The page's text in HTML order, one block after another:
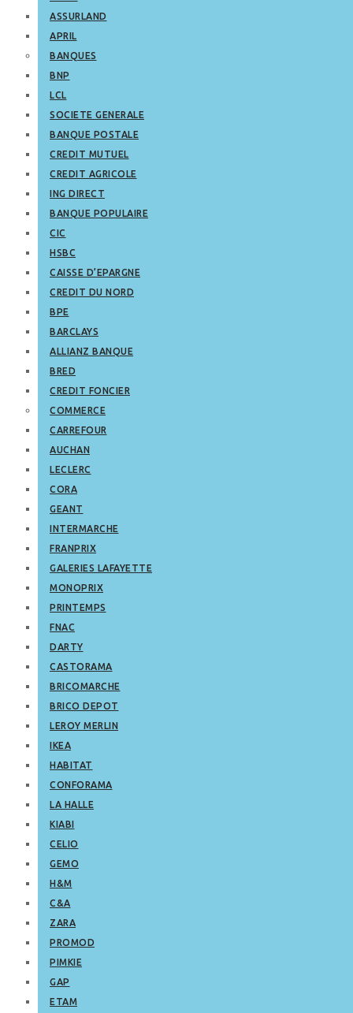
ASSURLAND
APRIL
BANQUES
BNP
LCL
SOCIETE GENERALE
BANQUE POSTALE
CREDIT MUTUEL
CREDIT AGRICOLE
ING DIRECT
BANQUE POPULAIRE
CIC
HSBC
CAISSE D’EPARGNE
CREDIT DU NORD
BPE
BARCLAYS
ALLIANZ BANQUE
BRED
CREDIT FONCIER
COMMERCE
CARREFOUR
AUCHAN
LECLERC
CORA
GEANT
INTERMARCHE
FRANPRIX
GALERIES LAFAYETTE
MONOPRIX
PRINTEMPS
FNAC
DARTY
CASTORAMA
BRICOMARCHE
BRICO DEPOT
LEROY MERLIN
IKEA
HABITAT
CONFORAMA
LA HALLE
KIABI
CELIO
GEMO
H&M
C&A
ZARA
PROMOD
PIMKIE
GAP
ETAM